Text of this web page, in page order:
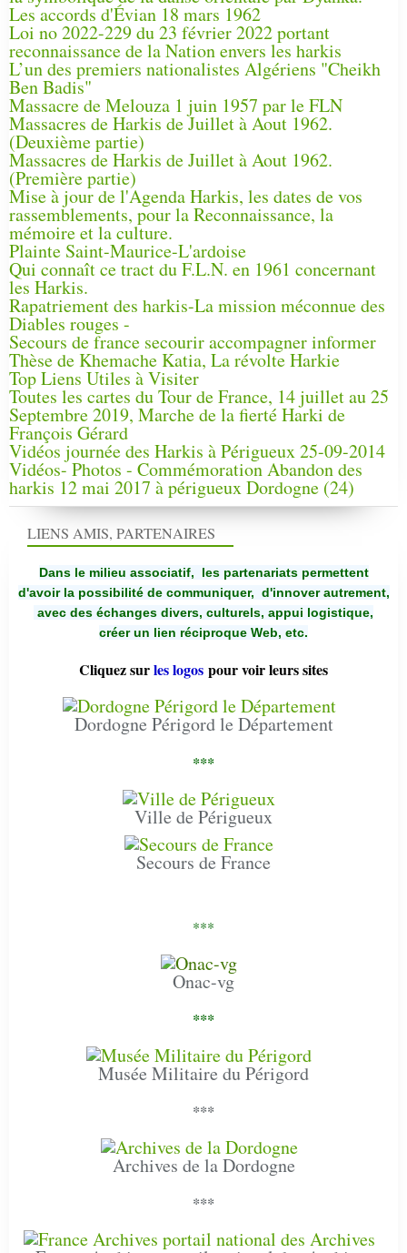
Les accords d'Évian 18 mars 1962
Loi no 2022-229 du 23 février 2022 portant
reconnaissance de la Nation envers les harkis
L’un des premiers nationalistes Algériens "Cheikh
Ben Badis"
Massacre de Melouza 1 juin 1957 par le FLN
Massacres de Harkis de Juillet à Aout 1962.
(Deuxième partie)
Massacres de Harkis de Juillet à Aout 1962.
(Première partie)
Mise à jour de l'Agenda Harkis, les dates de vos
rassemblements, pour la Reconnaissance, la
mémoire et la culture.
Plainte Saint-Maurice-L'ardoise
Qui connaît ce tract du F.L.N. en 1961 concernant
les Harkis.
Rapatriement des harkis-La mission méconnue des
Diables rouges -
Secours de france secourir accompagner informer
Thèse de Khemache Katia, La révolte Harkie
Top Liens Utiles à Visiter
Toutes les cartes du Tour de France, 14 juillet au 25
Septembre 2019, Marche de la fierté Harki de
François Gérard
Vidéos journée des Harkis à Périgueux 25-09-2014
Vidéos- Photos - Commémoration Abandon des
harkis 12 mai 2017 à périgueux Dordogne (24)
LIENS AMIS, PARTENAIRES
Dans le milieu associatif, les partenariats permettent
d'avoir la possibilité de communiquer, d'innover autrement,
avec des échanges divers, culturels, appui logistique,
créer un lien réciproque Web, etc.
Cliquez surles logos pour voir leurs sites
Dordogne Périgord le Département
***
Ville de Périgueux
Secours de France
***
Onac-vg
***
Musée Militaire du Périgord
***
Archives de la Dordogne
***